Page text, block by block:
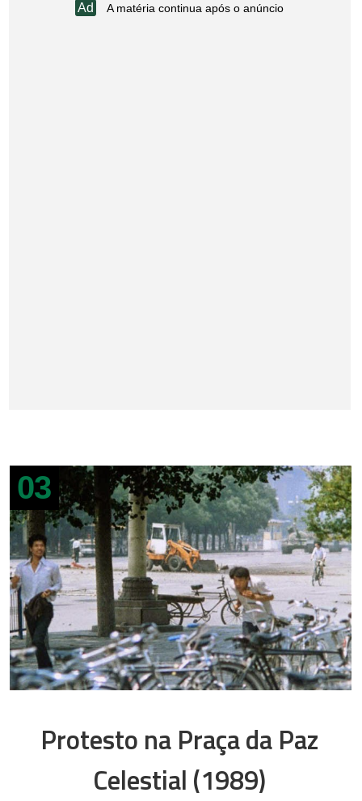
A matéria continua após o anúncio
03
Protesto na Praça da Paz
Celestial (1989)